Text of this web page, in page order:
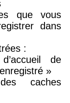
que vous
dans
:
de
»
caches